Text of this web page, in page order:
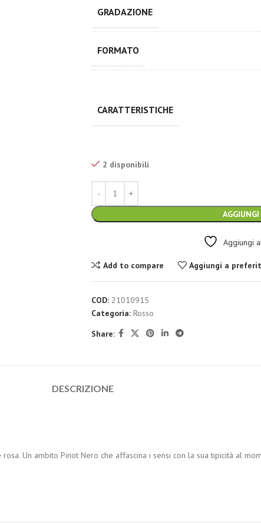
GRADAZIONE
FORMATO
CARATTERISTICHE
2 disponibili
Aggiungi
Add to compare Aggiungi a
COD: 21010915
Categoria: Rosso
Share:
DESCRIZIONE
Un ambito Pinot Nero che affascina i sensi con la sua tipicità al